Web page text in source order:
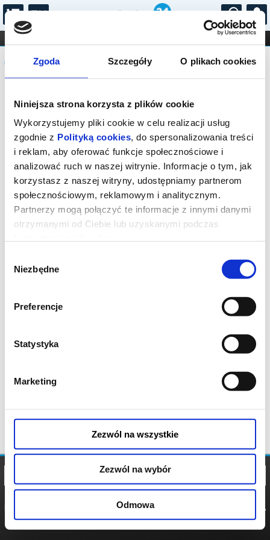
Zgoda Szczegóły O plikach cookies
Niniejsza strona korzysta z plików cookie
Wykorzystujemy pliki cookie w celu realizacji usług
zgodnie z Polityką cookies, do spersonalizowania treści
i reklam, aby oferować funkcje społecznościowe i
analizować ruch w naszej witrynie. Informacje o tym, jak
korzystasz z naszej witryny, udostępniamy partnerom
społecznościowym, reklamowym i analitycznym.
Partnerzy mogą połączyć te informacje z innymi danymi
otrzymanymi od Ciebie lub uzyskanymi podczas
zgody
Niezbędne
Preferencje
Statystyka
Marketing
Zezwól na wszystkie
Zezwól na wybór
Odmowa
...
FILHARMONIA OPERA I BALET
STAND-UP
DLA DZIECI
Komunikat
Sprzedaż on-line na to wydarzenie
została zakończona. Zapytaj o
dostępność w kasie lub organizatora.
POLITYKA
POLITYKA